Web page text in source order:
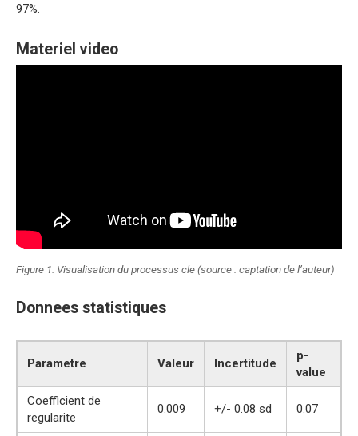
97%.
Materiel video
Figure 1. Visualisation du processus cle (source : captation de l’auteur)
Donnees statistiques
Parametre Valeur Incertitude
p-
value
Coefficient de
regularite
0.009 +/- 0.08 sd 0.07